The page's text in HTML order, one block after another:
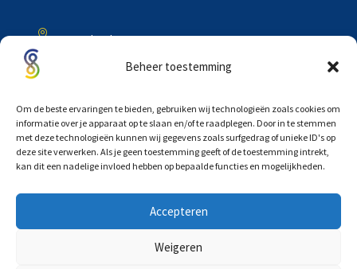
Beheer toestemming
Om de beste ervaringen te bieden, gebruiken wij technologieën zoals cookies om
informatie over je apparaat op te slaan en/of te raadplegen. Door in te stemmen
met deze technologieën kunnen wij gegevens zoals surfgedrag of unieke ID's op
deze site verwerken. Als je geen toestemming geeft of de toestemming intrekt,
kan dit een nadelige invloed hebben op bepaalde functies en mogelijkheden.
Accepteren
Weigeren

Onder de Toren 20
8302 BV Emmeloord
0527 – 618333
 info@scholtensadvocaten.nl